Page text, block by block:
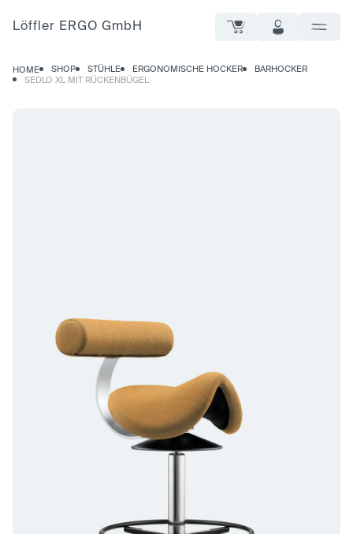
Löffler ERGO GmbH
HOME SHOP STÜHLE ERGONOMISCHE HOCKER
BARHOCKER
SEDLO XL MIT RÜCKENBÜGEL